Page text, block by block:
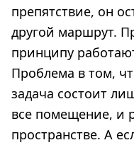
препятствие, он
другой маршрут.
принципу
Проблема в том,
задача состоит
все помещение, и
пространстве. А